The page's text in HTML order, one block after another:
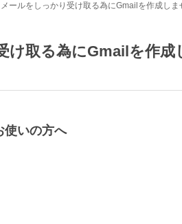
メールをしっかり受け取る為にGmailを作成しま
け取る為にGmailを作成
使いの方へ